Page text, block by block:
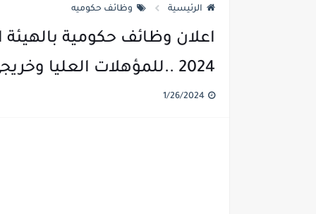
اعلان وظائف الشركة
الرئيسية وظائف حكوميه
2024 ..للمؤهلات العليا وخريجي الجامعات